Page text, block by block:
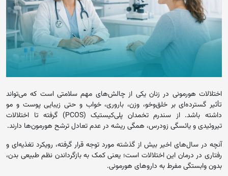
اختلالات هورمونی در زنان یکی از چالش‌های مهم سلامتی است که می‌تواند
تأثیر گسترده‌ای بر خلق‌وخو، وزن، باروری، خواب و حتی زیبایی پوست و مو
داشته باشد. از سندرم تخمدان پلی‌کیستیک (PCOS) گرفته تا اختلالات
تیروئیدی و یائسگی زودرس، همگی ریشه در عدم تعادل ترشح هورمون‌ها دارند.
آنچه در سال‌های اخیر بیش از گذشته مورد توجه قرار گرفته، رویکرد تغذیه‌ای و
رفتاری در درمان این اختلالات است؛ یعنی کمک به بازگرداندن نظم طبیعی بدن،
بدون وابستگی مفرط به داروهای هورمونی.